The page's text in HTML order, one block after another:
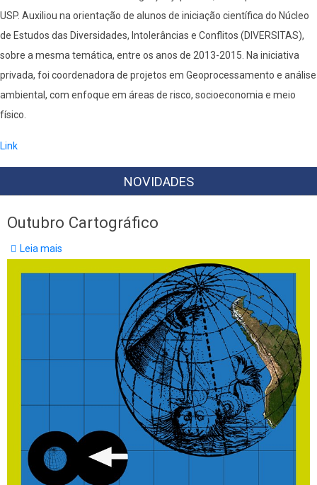
USP. Auxiliou na orientação de alunos de iniciação científica do Núcleo
de Estudos das Diversidades, Intolerâncias e Conflitos (DIVERSITAS),
sobre a mesma temática, entre os anos de 2013-2015. Na iniciativa
privada, foi coordenadora de projetos em Geoprocessamento e análise
ambiental, com enfoque em áreas de risco, socioeconomia e meio
físico.
Link
NOVIDADES
Outubro Cartográfico
Leia mais